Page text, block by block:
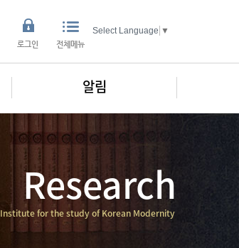
Select Language ▼
전체메뉴
로그인
알림
Research
Institute for the study of Korean Modernity